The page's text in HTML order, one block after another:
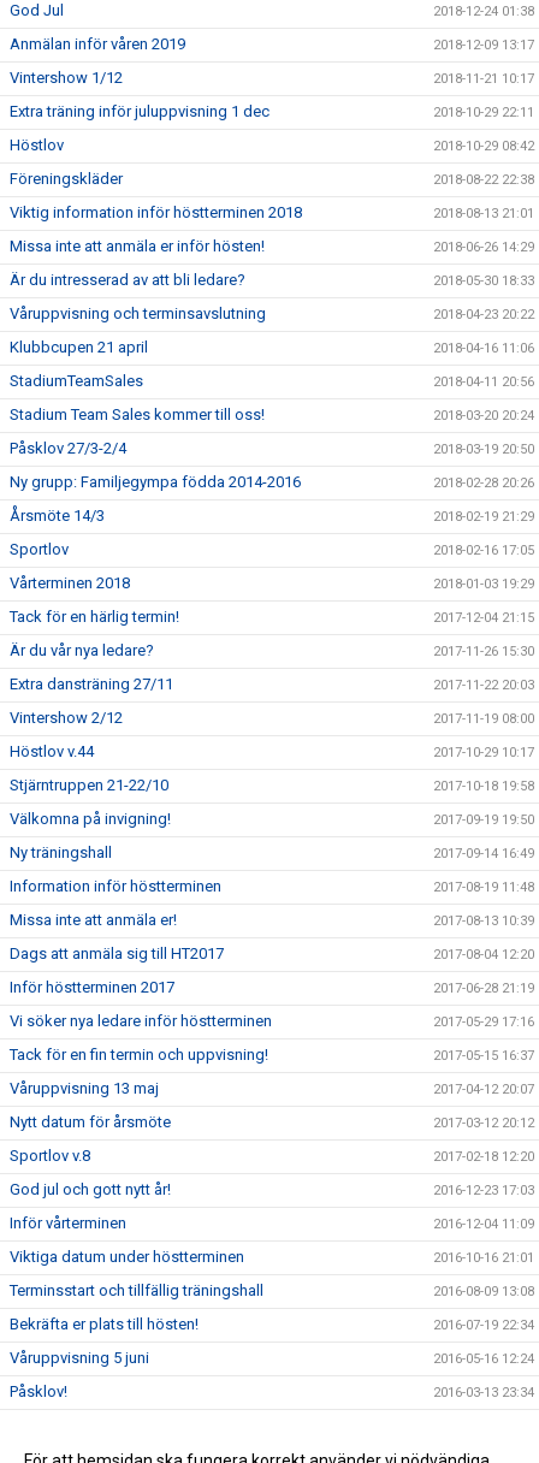
God Jul 2018-12-24 01:38
Anmälan inför våren 2019 2018-12-09 13:17
Vintershow 1/12 2018-11-21 10:17
Extra träning inför juluppvisning 1 dec 2018-10-29 22:11
Höstlov 2018-10-29 08:42
Föreningskläder 2018-08-22 22:38
Viktig information inför höstterminen 2018 2018-08-13 21:01
Missa inte att anmäla er inför hösten! 2018-06-26 14:29
Är du intresserad av att bli ledare? 2018-05-30 18:33
Våruppvisning och terminsavslutning 2018-04-23 20:22
Klubbcupen 21 april 2018-04-16 11:06
StadiumTeamSales 2018-04-11 20:56
Stadium Team Sales kommer till oss! 2018-03-20 20:24
Påsklov 27/3-2/4 2018-03-19 20:50
Ny grupp: Familjegympa födda 2014-2016 2018-02-28 20:26
Årsmöte 14/3 2018-02-19 21:29
Sportlov 2018-02-16 17:05
Vårterminen 2018 2018-01-03 19:29
Tack för en härlig termin! 2017-12-04 21:15
Är du vår nya ledare? 2017-11-26 15:30
Extra dansträning 27/11 2017-11-22 20:03
Vintershow 2/12 2017-11-19 08:00
Höstlov v.44 2017-10-29 10:17
Stjärntruppen 21-22/10 2017-10-18 19:58
Välkomna på invigning! 2017-09-19 19:50
Ny träningshall 2017-09-14 16:49
Information inför höstterminen 2017-08-19 11:48
Missa inte att anmäla er! 2017-08-13 10:39
Dags att anmäla sig till HT2017 2017-08-04 12:20
Inför höstterminen 2017 2017-06-28 21:19
Vi söker nya ledare inför höstterminen 2017-05-29 17:16
Tack för en fin termin och uppvisning! 2017-05-15 16:37
Våruppvisning 13 maj 2017-04-12 20:07
Nytt datum för årsmöte 2017-03-12 20:12
Sportlov v.8 2017-02-18 12:20
God jul och gott nytt år! 2016-12-23 17:03
Inför vårterminen 2016-12-04 11:09
Viktiga datum under höstterminen 2016-10-16 21:01
Terminsstart och tillfällig träningshall 2016-08-09 13:08
Bekräfta er plats till hösten! 2016-07-19 22:34
Våruppvisning 5 juni 2016-05-16 12:24
Påsklov! 2016-03-13 23:34
Sportlov och inställda träningar